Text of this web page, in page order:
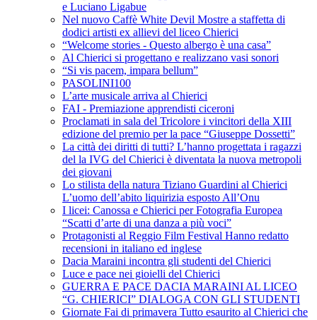
e Luciano Ligabue
Nel nuovo Caffè White Devil Mostre a staffetta di
dodici artisti ex allievi del liceo Chierici
“Welcome stories - Questo albergo è una casa”
Al Chierici si progettano e realizzano vasi sonori
“Si vis pacem, impara bellum”
PASOLINI100
L’arte musicale arriva al Chierici
FAI - Premiazione apprendisti ciceroni
Proclamati in sala del Tricolore i vincitori della XIII
edizione del premio per la pace “Giuseppe Dossetti”
La città dei diritti di tutti? L’hanno progettata i ragazzi
del la IVG del Chierici è diventata la nuova metropoli
dei giovani
Lo stilista della natura Tiziano Guardini al Chierici
L’uomo dell’abito liquirizia esposto All’Onu
I licei: Canossa e Chierici per Fotografia Europea
“Scatti d’arte di una danza a più voci”
Protagonisti al Reggio Film Festival Hanno redatto
recensioni in italiano ed inglese
Dacia Maraini incontra gli studenti del Chierici
Luce e pace nei gioielli del Chierici
GUERRA E PACE DACIA MARAINI AL LICEO
“G. CHIERICI” DIALOGA CON GLI STUDENTI
Giornate Fai di primavera Tutto esaurito al Chierici che